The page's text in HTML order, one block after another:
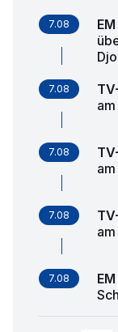
7.08
7.08
7.08
7.08
7.08